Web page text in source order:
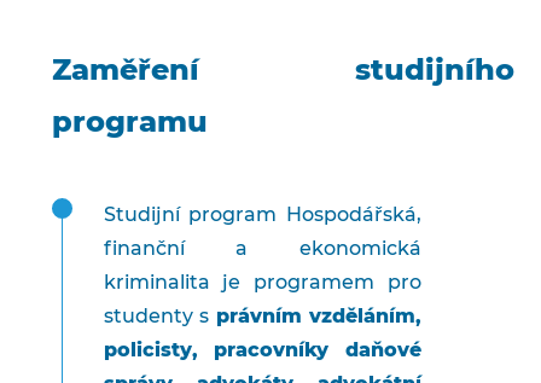
Zaměření studijního
programu
Studijní program Hospodářská,
finanční a ekonomická
kriminalita je programem pro
studenty s právním vzděláním,
policisty, pracovníky daňové